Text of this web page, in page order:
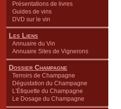
Présentations de livres
Guides de vins
DVD sur le vin
Les Liens
Annuaire du Vin
Annuaire Sites de Vignerons
Dossier Champagne
Terroirs de Champagne
Dégustation du Champagne
L'Étiquette du Champagne
Le Dosage du Champagne